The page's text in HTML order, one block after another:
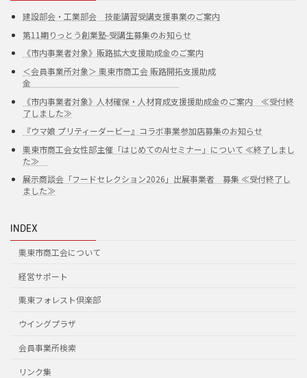
建設部会・工業部会 技能講習受講支援事業のご案内
第11期りっとう創業塾-受講生募集のお知らせ
《市内事業者対象》販路拡大支援助成金のご案内
＜会員事業所対象＞ 栗東市商工会 販路開拓支援助成
金
《市内事業者対象》人材確保・人材育成支援援助成金のご案内 ≪受付終
了しました≫
『ウマ娘 プリティーダービー』コラボ事業参加店募集のお知らせ
栗東市商工会女性部主催「はじめてのAIセミナー」について ≪終了しまし
た≫
展示商談会「フードセレクション2026」出展事業者 募集 ≪受付終了し
ました≫
INDEX
栗東市商工会について
経営サポート
栗東フォレスト倶楽部
ウイングプラザ
会員事業所検索
リンク集